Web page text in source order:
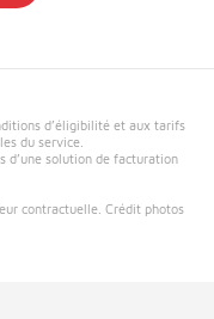
d’éligibilité et aux tarifs
du service.
d’une solution de facturation
contractuelle. Crédit photos